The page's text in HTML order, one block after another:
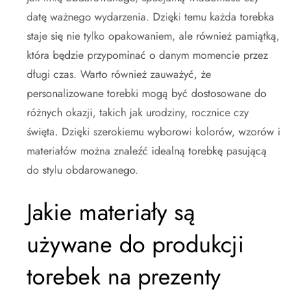
datę ważnego wydarzenia. Dzięki temu każda torebka
staje się nie tylko opakowaniem, ale również pamiątką,
która będzie przypominać o danym momencie przez
długi czas. Warto również zauważyć, że
personalizowane torebki mogą być dostosowane do
różnych okazji, takich jak urodziny, rocznice czy
święta. Dzięki szerokiemu wyborowi kolorów, wzorów i
materiałów można znaleźć idealną torebkę pasującą
do stylu obdarowanego.
Jakie materiały są
używane do produkcji
torebek na prezenty